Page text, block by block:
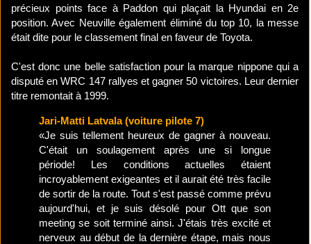
précieux points face à Paddon qui plaçait la Hyundai en 2e
position. Avec Neuville également éliminé du top 10, la messe
était dite pour le classement final en faveur de Toyota.
C'est donc une belle satisfaction pour la marque nippone qui a
disputé en WRC 147 rallyes et gagner 50 victoires. Leur dernier
titre remontait à 1999.
Jari-Matti Latvala (voiture pilote 7)
«Je suis tellement heureux de gagner à nouveau.
C'était un soulagement après une si longue
période! Les conditions actuelles étaient
incroyablement exigeantes et il aurait été très facile
de sortir de la route. Tout s'est passé comme prévu
aujourd'hui, et je suis désolé pour Ott que son
meeting se soit terminé ainsi. J'étais très excité et
nerveux au début de la dernière étape, mais nous